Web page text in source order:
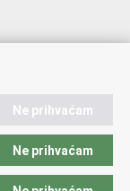
Ne prihvaćam
Ne prihvaćam